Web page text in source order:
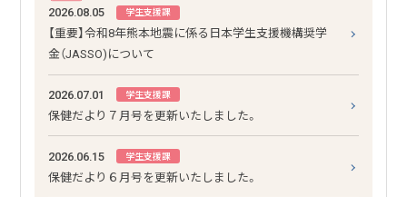
2026.08.05 学生支援課
【重要】令和8年熊本地震に係る日本学生支援機構奨学
金（JASSO)について
2026.07.01 学生支援課
保健だより７月号を更新いたしました。
2026.06.15 学生支援課
保健だより６月号を更新いたしました。